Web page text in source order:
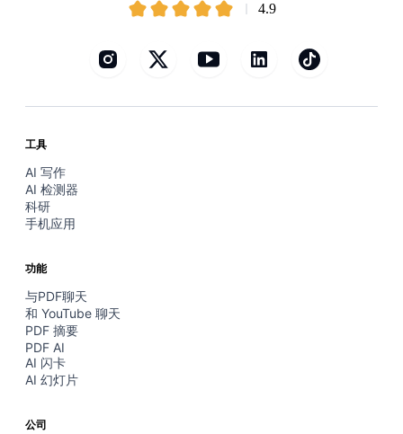
4.9
工具
AI 写作
AI 检测器
科研
手机应用
功能
与PDF聊天
和 YouTube 聊天
PDF 摘要
PDF AI
AI 闪卡
AI 幻灯片
公司